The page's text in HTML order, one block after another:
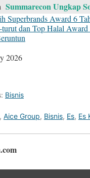
Summarecon Ungkap
Superbrands Award 6
dan Top Halal Award
2026
to
Bisnis
, Aice Group, Bisnis, Es, Es